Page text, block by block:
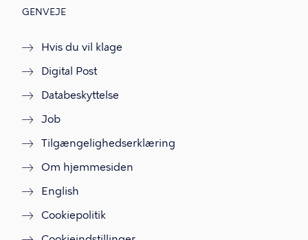
GENVEJE
Hvis du vil klage
Digital Post
Databeskyttelse
Job
Tilgængelighedserklæring
Om hjemmesiden
English
Cookiepolitik